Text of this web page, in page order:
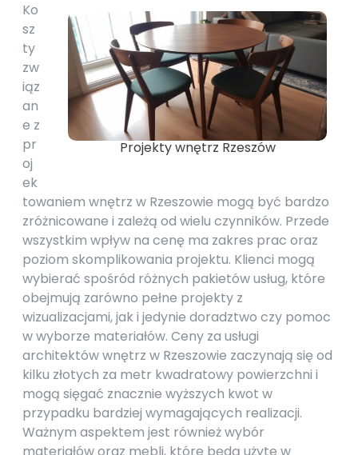
Projekty wnętrz Rzeszów
Ko
sz
ty
zw
iąz
an
e z
pr
oj
ek
towaniem wnętrz w Rzeszowie mogą być bardzo
zróżnicowane i zależą od wielu czynników. Przede
wszystkim wpływ na cenę ma zakres prac oraz
poziom skomplikowania projektu. Klienci mogą
wybierać spośród różnych pakietów usług, które
obejmują zarówno pełne projekty z
wizualizacjami, jak i jedynie doradztwo czy pomoc
w wyborze materiałów. Ceny za usługi
architektów wnętrz w Rzeszowie zaczynają się od
kilku złotych za metr kwadratowy powierzchni i
mogą sięgać znacznie wyższych kwot w
przypadku bardziej wymagających realizacji.
Ważnym aspektem jest również wybór